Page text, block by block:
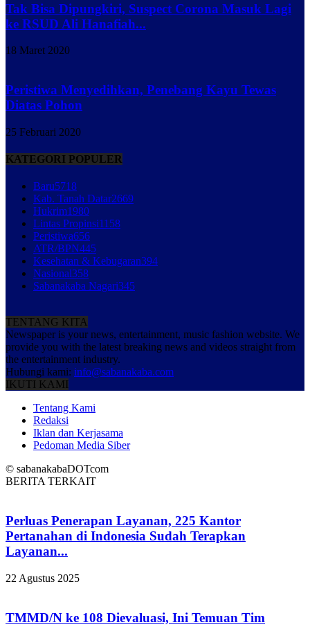
Tak Bisa Dipungkiri, Suspect Corona Masuk Lagi
ke RSUD Ali Hanafiah...
18 Maret 2020
Peristiwa Menyedihkan, Penebang Kayu Tewas
Diatas Pohon
25 Februari 2020
KATEGORI POPULER
Baru5718
Kab. Tanah Datar2669
Hukrim1980
Lintas Propinsi1158
Peristiwa656
ATR/BPN445
Kesehatan & Kebugaran394
Nasional358
Sabanakaba Nagari345
TENTANG KITA
Newspaper is your news, entertainment, music fashion website. We
provide you with the latest breaking news and videos straight from
the entertainment industry.
Hubungi kami: info@sabanakaba.com
IKUTI KAMI
Tentang Kami
Redaksi
Iklan dan Kerjasama
Pedoman Media Siber
© sabanakabaDOTcom
BERITA TERKAIT
Perluas Penerapan Layanan, 225 Kantor
Pertanahan di Indonesia Sudah Terapkan
Layanan...
22 Agustus 2025
TMMD/N ke 108 Dievaluasi, Ini Temuan Tim